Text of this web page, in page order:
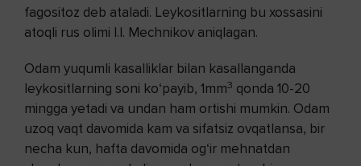
fagositoz deb ataladi. Leykositlarning bu xossasini
atoqli rus olimi I.I. Mechnikov aniqlagan.
Odam yuqumli kasalliklar bilan kasallanganda
leykositlarning soni ko‘payib, 1mm3 qonda 10-20
mingga yetadi va undan ham ortishi mumkin. Odam
uzoq vaqt davomida kam va sifatsiz ovqatlansa, bir
necha kun, hafta davomida og‘ir mehnatdan